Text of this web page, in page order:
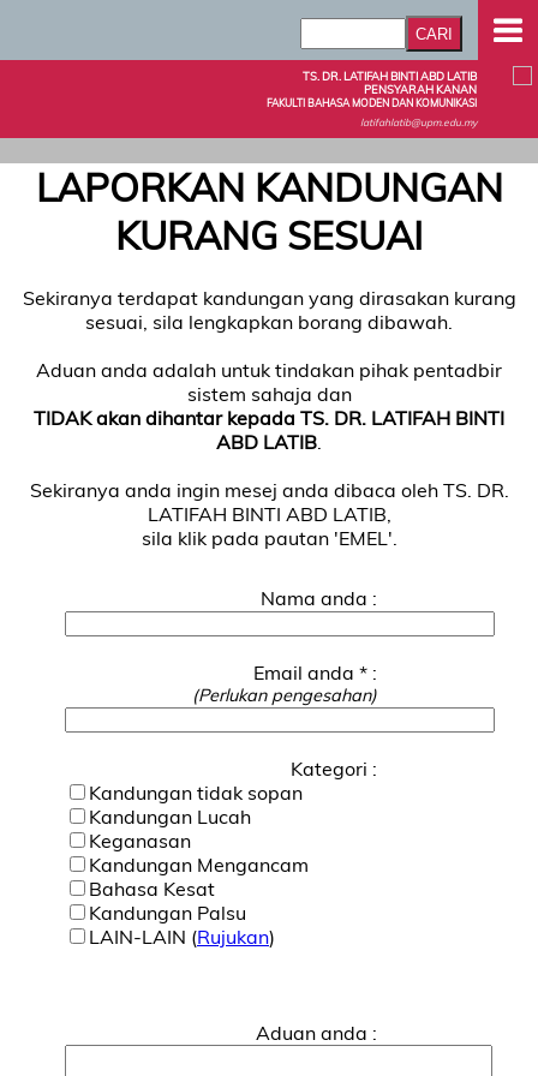
TS. DR. LATIFAH BINTI ABD LATIB
PENSYARAH KANAN
FAKULTI BAHASA MODEN DAN KOMUNIKASI
latifahlatib@upm.edu.my
LAPORKAN KANDUNGAN
KURANG SESUAI
Sekiranya terdapat kandungan yang dirasakan kurang
sesuai, sila lengkapkan borang dibawah.
Aduan anda adalah untuk tindakan pihak pentadbir
sistem sahaja dan
TIDAK akan dihantar kepada TS. DR. LATIFAH BINTI
ABD LATIB
Sekiranya anda ingin mesej anda dibaca oleh TS. DR.
LATIFAH BINTI ABD LATIB,
sila klik pada pautan 'EMEL'.
Nama anda :
Email anda * :
(Perlukan pengesahan)
Kategori :
Kandungan tidak sopan
Kandungan Lucah
Keganasan
Kandungan Mengancam
Bahasa Kesat
Kandungan Palsu
LAIN-LAIN (Rujukan)
Aduan anda :